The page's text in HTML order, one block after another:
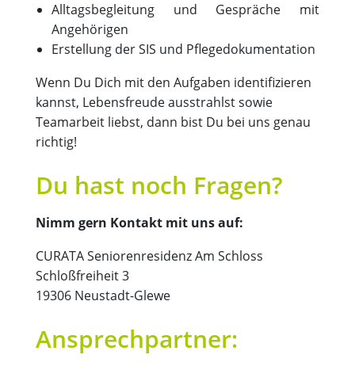
Alltagsbegleitung und Gespräche mit
Angehörigen
Erstellung der SIS und Pflegedokumentation
Wenn Du Dich mit den Aufgaben identifizieren
kannst, Lebensfreude ausstrahlst sowie
Teamarbeit liebst, dann bist Du bei uns genau
richtig!
Du hast noch Fragen?
Nimm gern Kontakt mit uns auf:
CURATA Seniorenresidenz Am Schloss
Schloßfreiheit 3
19306 Neustadt-Glewe
Ansprechpartner: